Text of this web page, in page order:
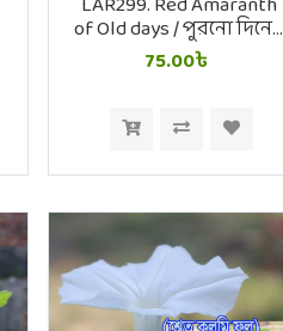
of Old days / পুরনো দিনের
লাল শাক
75.00৳